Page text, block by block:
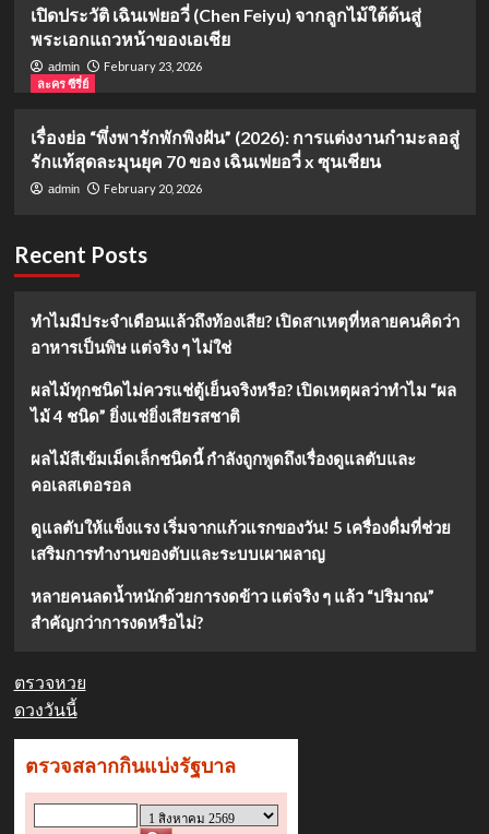
เปิดประวัติ เฉินเฟยอวี่ (Chen Feiyu) จากลูกไม้ใต้ต้นสู่
พระเอกแถวหน้าของเอเชีย
admin
February 23, 2026
ละคร ซีรี่ย์
เรื่องย่อ “พึ่งพารักพักพิงฝัน” (2026): การแต่งงานกำมะลอสู่
รักแท้สุดละมุนยุค 70 ของ เฉินเฟยอวี่ x ซุนเชียน
admin February 20, 2026
Recent Posts
ทำไมมีประจำเดือนแล้วถึงท้องเสีย? เปิดสาเหตุที่หลายคนคิดว่า
อาหารเป็นพิษ แต่จริง ๆ ไม่ใช่
ผลไม้ทุกชนิดไม่ควรแช่ตู้เย็นจริงหรือ? เปิดเหตุผลว่าทำไม “ผล
ไม้ 4 ชนิด” ยิ่งแช่ยิ่งเสียรสชาติ
ผลไม้สีเข้มเม็ดเล็กชนิดนี้ กำลังถูกพูดถึงเรื่องดูแลตับและ
คอเลสเตอรอล
ดูแลตับให้แข็งแรง เริ่มจากแก้วแรกของวัน! 5 เครื่องดื่มที่ช่วย
เสริมการทำงานของตับและระบบเผาผลาญ
หลายคนลดน้ำหนักด้วยการงดข้าว แต่จริง ๆ แล้ว “ปริมาณ”
สำคัญกว่าการงดหรือไม่?
ตรวจหวย
ดวงวันนี้